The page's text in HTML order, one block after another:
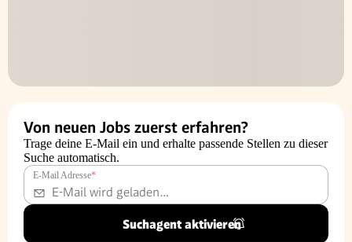
Von neuen Jobs zuerst erfahren?
Trage deine E-Mail ein und erhalte passende Stellen zu dieser
Suche automatisch.
E-Mail Adresse*
Suchagent aktivieren